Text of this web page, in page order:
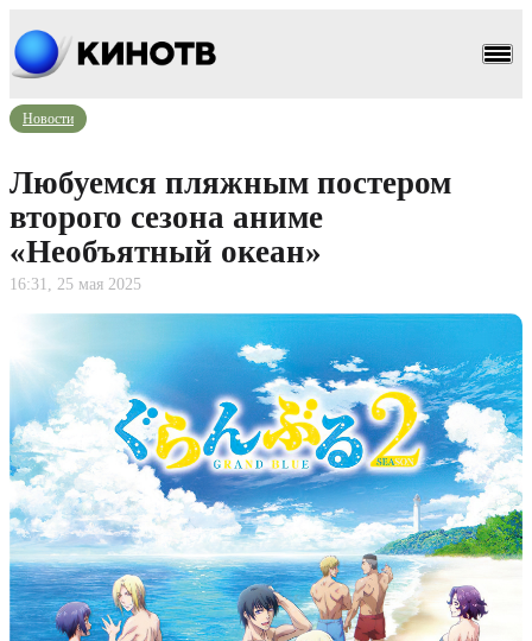
Новости
Любуемся пляжным постером
второго сезона аниме
«Необъятный океан»
16:31, 25 мая 2025